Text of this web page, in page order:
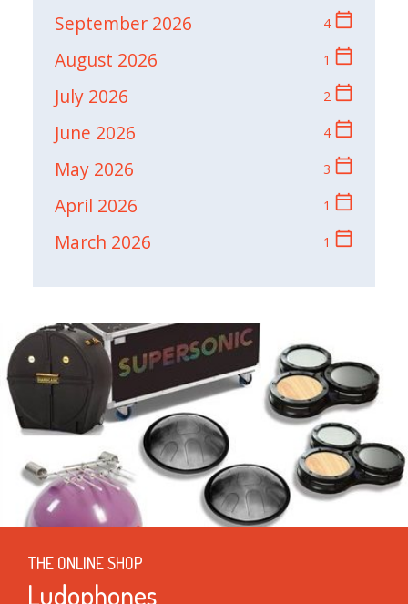
September 2026 4 calendar_today
August 2026 1 calendar_today
July 2026 2 calendar_today
June 2026 4 calendar_today
May 2026 3 calendar_today
April 2026 1 calendar_today
March 2026 1 calendar_today
THE ONLINE SHOP
Ludophones